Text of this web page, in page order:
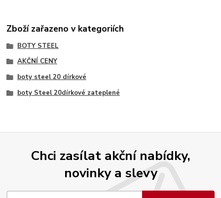
Zboží zařazeno v kategoriích
BOTY STEEL
AKČNÍ CENY
boty steel 20 dírkové
boty Steel 20dírkové zateplené
Chci zasílat akční nabídky,
novinky a slevy